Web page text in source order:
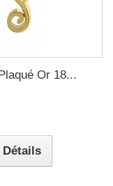
Or 18...
Détails